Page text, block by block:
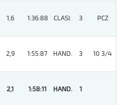
1,6 1:36:88 CLASI. 3 PCZ
2,9 1:55:87 HAND. 3 10 3/4
2,1 1:58:11 HAND. 1